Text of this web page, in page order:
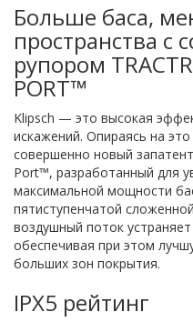
Больше баса,
пространства
рупором
PORT™
Klipsch — это высокая
искажений. Опираясь на
совершенно новый
Port™, разработанный для
максимальной мощности
пятиступенчатой
воздушный поток
обеспечивая при этом
больших зон покрытия.
IPX5 рейтинг